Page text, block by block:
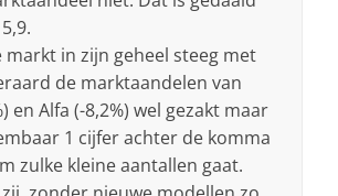
markt in zijn geheel steeg met
de marktaandelen van
en Alfa (-8,2%) wel gezakt maar
1 cijfer achter de komma
zulke kleine aantallen gaat.